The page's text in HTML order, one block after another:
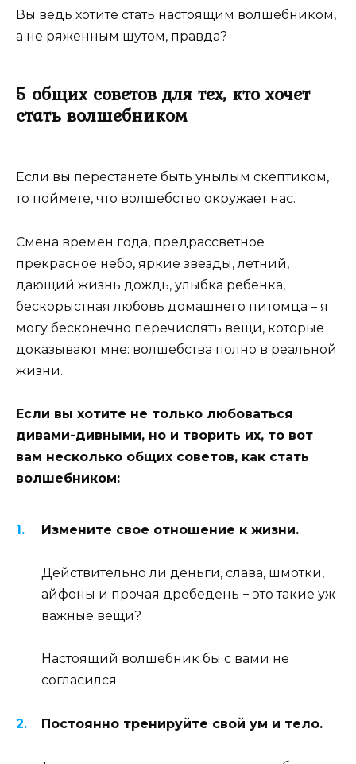
Вы ведь хотите стать настоящим волшебником,
а не ряженным шутом, правда?
5 общих советов для тех, кто хочет
стать волшебником
Если вы перестанете быть унылым скептиком,
то поймете, что волшебство окружает нас.
Смена времен года, предрассветное
прекрасное небо, яркие звезды, летний,
дающий жизнь дождь, улыбка ребенка,
бескорыстная любовь домашнего питомца – я
могу бесконечно перечислять вещи, которые
доказывают мне: волшебства полно в реальной
жизни.
Если вы хотите не только любоваться
дивами-дивными, но и творить их, то вот
вам несколько общих советов, как стать
волшебником:
Измените свое отношение к жизни.
Действительно ли деньги, слава, шмотки,
айфоны и прочая дребедень − это такие уж
важные вещи?
Настоящий волшебник бы с вами не
согласился.
Постоянно тренируйте свой ум и тело.